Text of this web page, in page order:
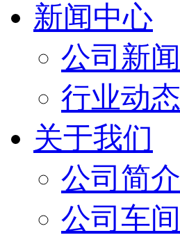
新闻中心
公司新闻
行业动态
关于我们
公司简介
公司车间